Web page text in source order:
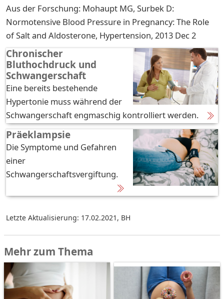
Aus der Forschung: Mohaupt MG, Surbek D:
Normotensive Blood Pressure in Pregnancy: The Role
of Salt and Aldosterone, Hypertension, 2013 Dec 2
Chronischer
Bluthochdruck und
Schwangerschaft
Eine bereits bestehende
Hypertonie muss während der
Schwangerschaft engmaschig kontrolliert werden.
Präeklampsie
Die Symptome und Gefahren
einer
Schwangerschaftsvergiftung.
Letzte Aktualisierung: 17.02.2021 , BH
Mehr zum Thema